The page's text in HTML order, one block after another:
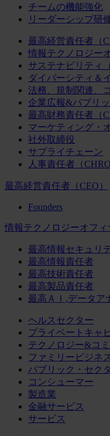
チームの機能強化
リーダーシップ研
最高経営責任者（
情報テクノロジー
サステナビリティ（
ダイバーシティ＆
法務、規制関連、
企業広報&パブリ
最高財務責任者（
マーケティング・
社外取締役
サプライチェーン
人事責任者（CHRO
最高経営責任者（CEO）
Founders
情報テクノロジーオフィ
最高情報セキュリ
最高情報責任者
最高技術責任者
最高製品責任者
最高ＡＩ,データア
ヘルスセクター
プライベートキャ
テクノロジー&コ
ファミリービジネ
パブリック・セク
コンシューマー
製造業
金融サービス
サービス